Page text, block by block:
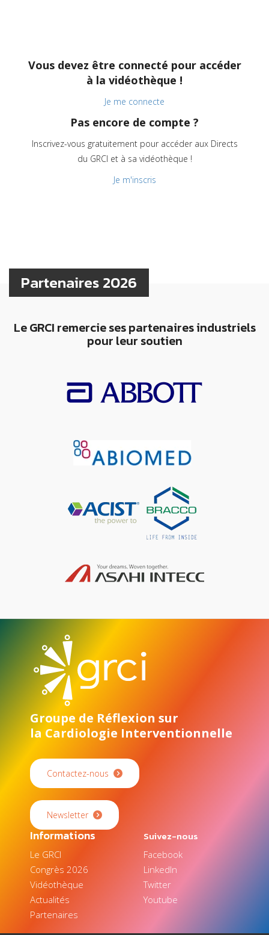
Vous devez être connecté pour accéder
à la vidéothèque !
Je me connecte
Pas encore de compte ?
Inscrivez-vous gratuitement pour accéder aux Directs
du GRCI et à sa vidéothèque !
Je m'inscris
Partenaires 2026
Le GRCI remercie ses partenaires industriels
pour leur soutien
Groupe de Réflexion sur
la Cardiologie Interventionnelle
Contactez-nous
Newsletter
Informations
Le GRCI
Congrès 2026
Vidéothèque
Actualités
Partenaires
Suivez-nous
Facebook
LinkedIn
Twitter
Youtube